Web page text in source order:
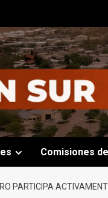
Comisiones
PARTICIPA